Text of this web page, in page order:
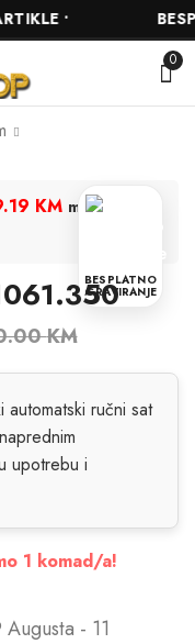
•
0
Quantum
PWG993.350
410.00KM
Slazenger
SL.09.2411.1.05
290.00 KM
BESPLATNO
GRAVIRANJE
KM mjesečno
KM
automatski ručni sat
upotrebu i
1 komad/a!
- 11